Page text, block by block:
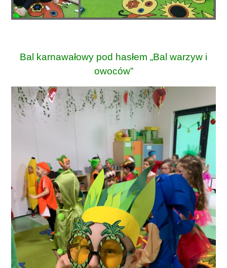
Bal karnawałowy pod hasłem „Bal warzyw i
owoców”